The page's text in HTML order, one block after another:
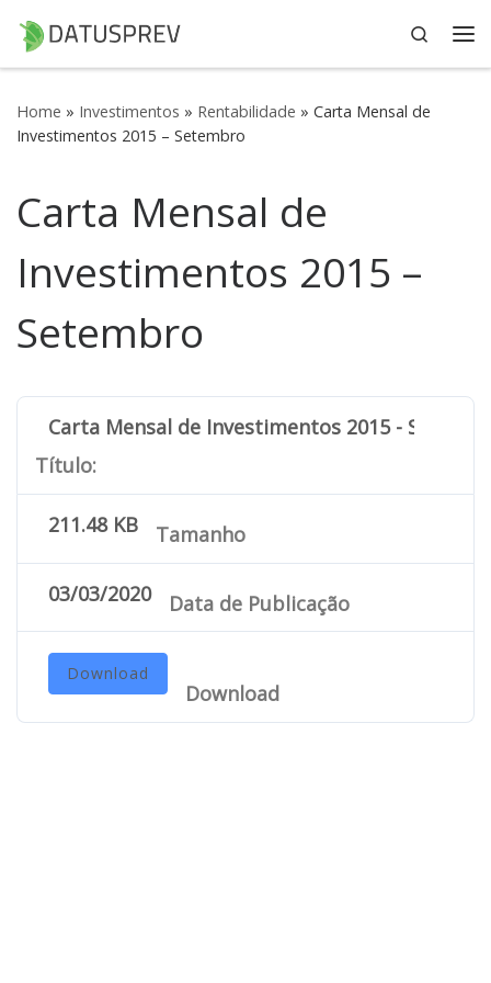
Skip to content
Search
Home » Investimentos » Rentabilidade » Carta Mensal de
Investimentos 2015 – Setembro
Carta Mensal de
Investimentos 2015 –
Setembro
Carta Mensal de Investimentos 2015 -
Título:
211.48 KB Tamanho
03/03/2020 Data de Publicação
Download
Download